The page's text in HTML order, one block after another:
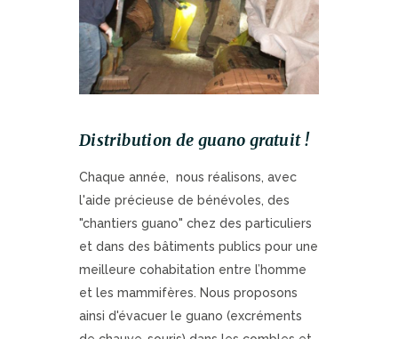
Distribution de guano gratuit !
Chaque année, nous réalisons, avec
l'aide précieuse de bénévoles, des
"chantiers guano" chez des particuliers
et dans des bâtiments publics pour une
meilleure cohabitation entre l’homme
et les mammifères. Nous proposons
ainsi d'évacuer le guano (excréments